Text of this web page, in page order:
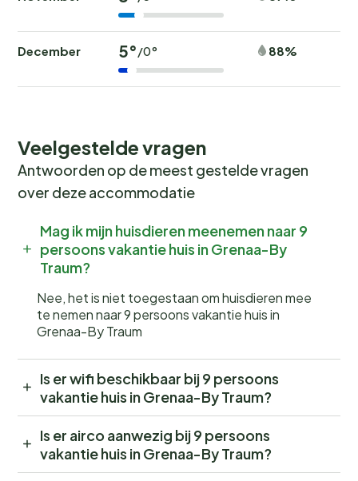
December 5°/0° 88%
Veelgestelde vragen
Antwoorden op de meest gestelde vragen
over deze accommodatie
Mag ik mijn huisdieren meenemen naar 9
persoons vakantie huis in Grenaa-By
Traum?
Nee, het is niet toegestaan om huisdieren mee
te nemen naar 9 persoons vakantie huis in
Grenaa-By Traum
Is er wifi beschikbaar bij 9 persoons
vakantie huis in Grenaa-By Traum?
Is er airco aanwezig bij 9 persoons
vakantie huis in Grenaa-By Traum?